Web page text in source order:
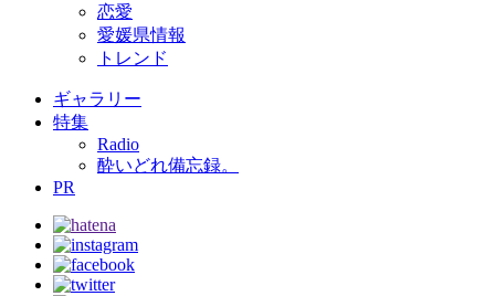
恋愛
愛媛県情報
トレンド
ギャラリー
特集
Radio
酔いどれ備忘録。
PR